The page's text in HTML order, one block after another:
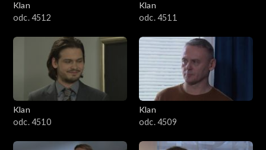
Klan
odc. 4512
Klan
odc. 4511
Klan
odc. 4510
Klan
odc. 4509